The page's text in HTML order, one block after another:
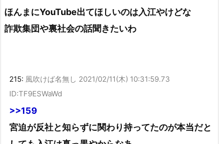
ほんまにYouTube出てほしいのは入江やけどな
詐欺集団や裏社会の話聞きたいわ
215: 風吹けば名無し 2021/02/11(木) 10:31:59.73
ID:TF9ESWaWd
>>159
宮迫が反社と知らずに関わり持ってたのが本当だと